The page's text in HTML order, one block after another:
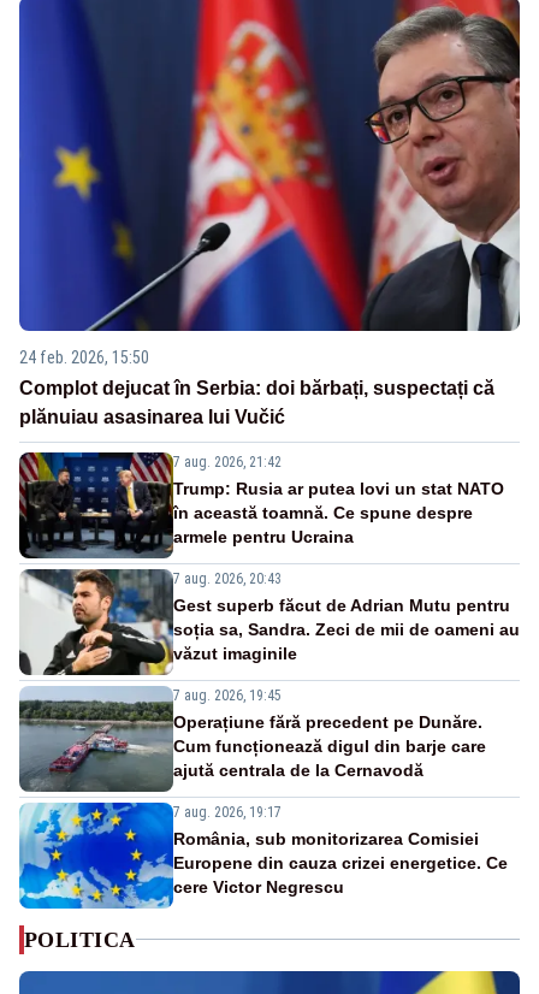
24 feb. 2026, 15:50
Complot dejucat în Serbia: doi bărbați, suspectați că
plănuiau asasinarea lui Vučić
7 aug. 2026, 21:42
Trump: Rusia ar putea lovi un stat NATO
în această toamnă. Ce spune despre
armele pentru Ucraina
7 aug. 2026, 20:43
Gest superb făcut de Adrian Mutu pentru
soția sa, Sandra. Zeci de mii de oameni au
văzut imaginile
7 aug. 2026, 19:45
Operațiune fără precedent pe Dunăre.
Cum funcționează digul din barje care
ajută centrala de la Cernavodă
7 aug. 2026, 19:17
România, sub monitorizarea Comisiei
Europene din cauza crizei energetice. Ce
cere Victor Negrescu
POLITICA